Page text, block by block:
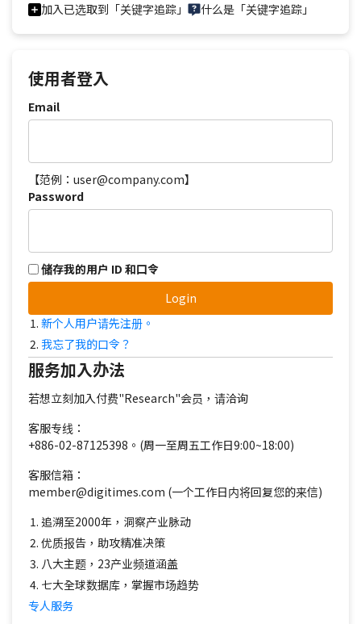
加入已选取到「关键字追踪」 什么是「关键字追踪」
使用者登入
Email
【范例：user@company.com】
Password
储存我的用户 ID 和口令
Login
新个人用户请先注册。
我忘了我的口令？
服务加入办法
若想立刻加入付费"Research"会员，请洽询
客服专线：
+886-02-87125398。(周一至周五工作日9:00~18:00)
客服信箱：
member@digitimes.com (一个工作日内将回复您的来信)
追溯至2000年，洞察产业脉动
优质报告，助攻精准决策
八大主题，23产业频道涵盖
七大全球数据库，掌握市场趋势
专人服务